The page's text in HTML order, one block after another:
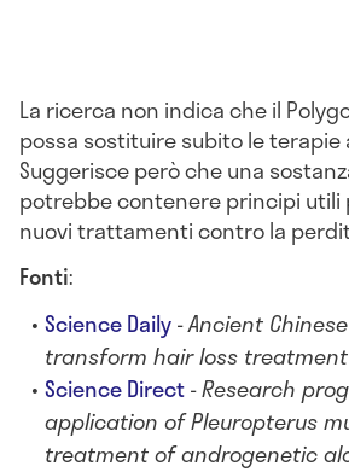
La ricerca non indica che il
possa sostituire subito le terapie
Suggerisce però che una
potrebbe contenere principi utili
nuovi trattamenti contro la
Fonti:
Science Daily-Ancient
transform hair loss treatment
Science Direct-Research
application of Pleuropterus
treatment of androgenetic